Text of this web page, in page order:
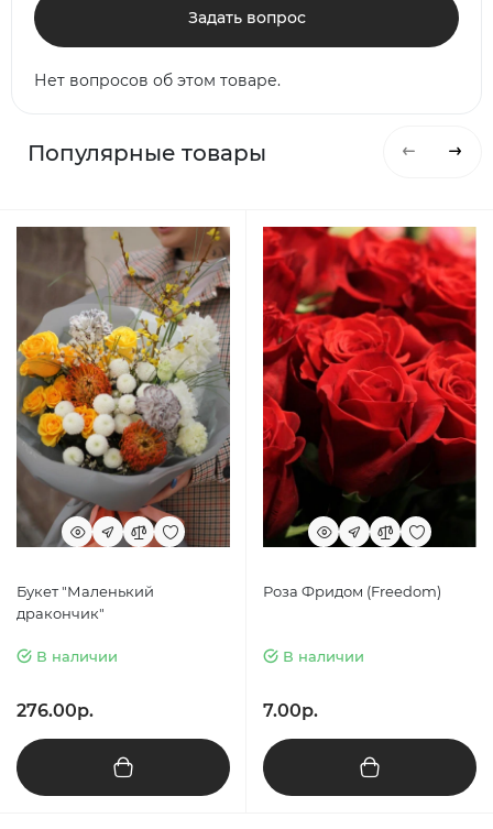
Задать вопрос
Нет вопросов об этом товаре.
Популярные товары
Букет "Маленький
дракончик"
В наличии
276.00р.
Роза Фридом (Freedom)
В наличии
7.00р.